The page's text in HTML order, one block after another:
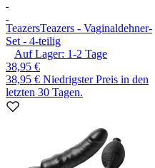
TeazersTeazers - Vaginaldehner-
Set - 4-teilig
Auf Lager: 1-2 Tage
38,95 €
38,95 € Niedrigster Preis in den
letzten 30 Tagen.